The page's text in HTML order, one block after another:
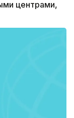
центрами,